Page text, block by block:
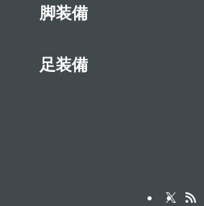
脚装備
足装備